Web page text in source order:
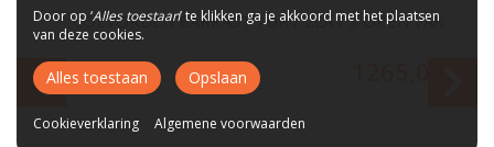
COEVORDEN BARKAST 1DR / 2LA / 3 OPEN VAK
Door op ‘Alles toestaan’ te klikken ga je akkoord met het plaatsen
van deze cookies.
Alles toestaan Opslaan
Cookieverklaring Algemene voorwaarden